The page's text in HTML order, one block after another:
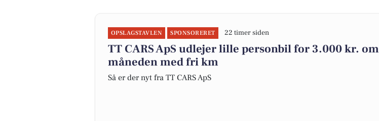
OPSLAGSTAVLEN SPONSORERET 22 timer siden
TT CARS ApS udlejer lille personbil for 3.000 kr. om
måneden med fri km
Så er der nyt fra TT CARS ApS